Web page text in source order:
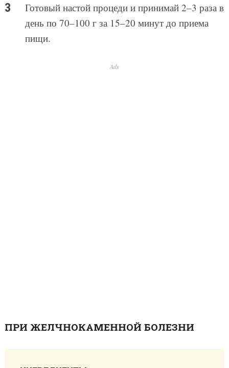
Готовый настой процеди и принимай 2–3 раза в
день по 70–100 г за 15–20 минут до приема
пищи.
Ads
ПРИ ЖЕЛЧНОКАМЕННОЙ БОЛЕЗНИ